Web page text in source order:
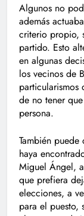
Algunos no
además
criterio propio,
partido. Esto
en algunas
los vecinos de
de no tener
persona.
También
haya
Miguel Ángel,
que prefiera
elecciones, a
para el puesto,